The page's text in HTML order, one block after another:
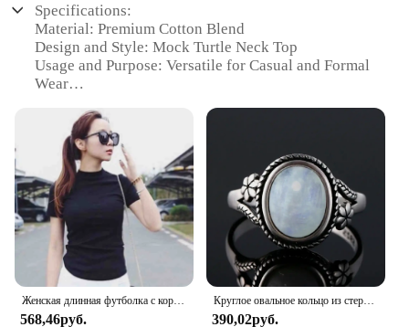
Specifications:
Material: Premium Cotton Blend
Design and Style: Mock Turtle Neck Top
Usage and Purpose: Versatile for Casual and Formal
Wear
Diverse Body Types
Performance and Property: Comfortable and
Breathable Fabric
Parts and Accessories: None
Features:
|Vendors|
**Elegant Design and Comfort**
The Women Mock Turtle Neck Top is a staple piece
for any wardrobe, designed to offer both elegance
and comfort. The mock turtle neck style provides a
568,46руб.
Круглое овальное кольцо из стерлингового серебра 925 пробы с натуральными лунными камнями для женщин, кольца, подарки, винтажные ювелирные изделия
390,02руб.